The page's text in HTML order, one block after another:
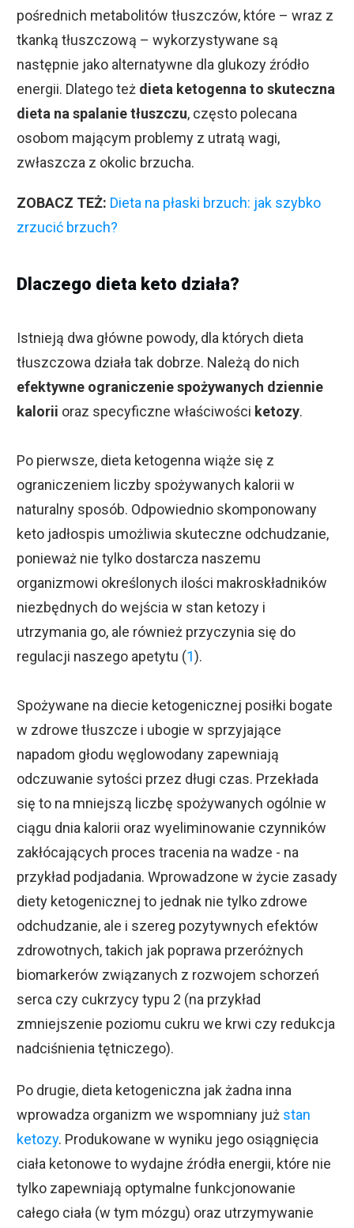
pośrednich metabolitów tłuszczów, które – wraz z
tkanką tłuszczową – wykorzystywane są
następnie jako alternatywne dla glukozy źródło
energii. Dlatego też dieta ketogenna to skuteczna
dieta na spalanie tłuszczu, często polecana
osobom mającym problemy z utratą wagi,
zwłaszcza z okolic brzucha.
ZOBACZ TEŻ: Dieta na płaski brzuch: jak szybko
zrzucić brzuch?
Dlaczego dieta keto działa?
Istnieją dwa główne powody, dla których dieta
tłuszczowa działa tak dobrze. Należą do nich
efektywne ograniczenie spożywanych dziennie
kalorii oraz specyficzne właściwości ketozy.
Po pierwsze, dieta ketogenna wiąże się z
ograniczeniem liczby spożywanych kalorii w
naturalny sposób. Odpowiednio skomponowany
keto jadłospis umożliwia skuteczne odchudzanie,
ponieważ nie tylko dostarcza naszemu
organizmowi określonych ilości makroskładników
niezbędnych do wejścia w stan ketozy i
utrzymania go, ale również przyczynia się do
regulacji naszego apetytu (1).
Spożywane na diecie ketogenicznej posiłki bogate
w zdrowe tłuszcze i ubogie w sprzyjające
napadom głodu węglowodany zapewniają
odczuwanie sytości przez długi czas. Przekłada
się to na mniejszą liczbę spożywanych ogólnie w
ciągu dnia kalorii oraz wyeliminowanie czynników
zakłócających proces tracenia na wadze - na
przykład podjadania. Wprowadzone w życie zasady
diety ketogenicznej to jednak nie tylko zdrowe
odchudzanie, ale i szereg pozytywnych efektów
zdrowotnych, takich jak poprawa przeróżnych
biomarkerów związanych z rozwojem schorzeń
serca czy cukrzycy typu 2 (na przykład
zmniejszenie poziomu cukru we krwi czy redukcja
nadciśnienia tętniczego).
Po drugie, dieta ketogeniczna jak żadna inna
wprowadza organizm we wspomniany już stan
ketozy. Produkowane w wyniku jego osiągnięcia
ciała ketonowe to wydajne źródła energii, które nie
tylko zapewniają optymalne funkcjonowanie
całego ciała (w tym mózgu) oraz utrzymywanie